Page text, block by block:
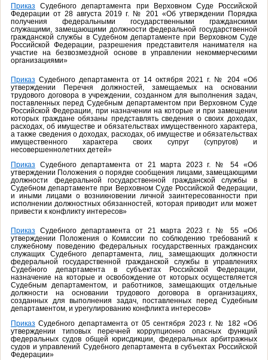
Приказ Судебного департамента при Верховном Суде Российской
Федерации от 28 августа 2019 г. № 201 «Об утверждении Порядка
получения федеральными государственными гражданскими
служащими, замещающими должности федеральной государственной
гражданской службы в Судебном департаменте при Верховном Суде
Российской Федерации, разрешения представителя нанимателя на
участие на безвозмездной основе в управлении некоммерческими
организациями»
Приказ Судебного департамента от 14 октября 2021 г. № 204 «Об
утверждении Перечня должностей, замещаемых на основании
трудового договора в учреждении, созданном для выполнения задач,
поставленных перед Судебным департаментом при Верховном Суде
Российской Федерации, при назначении на которые и при замещении
которых граждане обязаны представлять сведения о своих доходах,
расходах, об имуществе и обязательствах имущественного характера,
а также сведения о доходах, расходах, об имуществе и обязательствах
имущественного характера своих супруг (супругов) и
несовершеннолетних детей»
Приказ Судебного департамента от 21 марта 2023 г. № 54 «Об
утверждении Положения о порядке сообщения лицами, замещающими
должности федеральной государственной гражданской службы в
Судебном департаменте при Верховном Суде Российской Федерации,
и иными лицами о возникновении личной заинтересованности при
исполнении должностных обязанностей, которая приводит или может
привести к конфликту интересов»
Приказ Судебного департамента от 21 марта 2023 г. № 55 «Об
утверждении Положения о Комиссии по соблюдению требований к
служебному поведению федеральных государственных гражданских
служащих Судебного департамента, лиц, замещающих должности
федеральной государственной гражданской службы в управлениях
Судебного департамента в субъектах Российской Федерации,
назначение на которые и освобождение от которых осуществляется
Судебным департаментом, и работников, замещающих отдельные
должности на основании трудового договора в организациях,
созданных для выполнения задач, поставленных перед Судебным
департаментом, и урегулированию конфликта интересов»
Приказ Судебного департамента от 05 сентября 2023 г. № 182 «Об
утверждении типовых перечней коррупционно опасных функций
федеральных судов общей юрисдикции, федеральных арбитражных
судов и управлений Судебного департамента в субъектах Российской
Федерации»